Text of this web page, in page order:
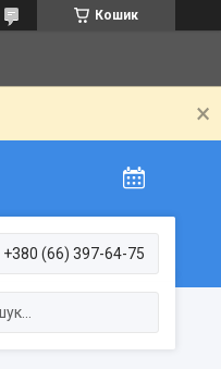
Кошик
+380 (66) 397-64-75